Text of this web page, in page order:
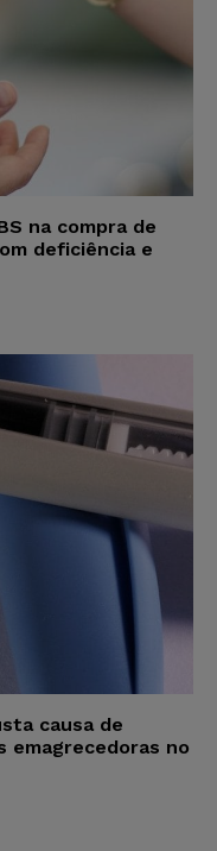
na compra de
deficiência e
causa de
emagrecedoras no